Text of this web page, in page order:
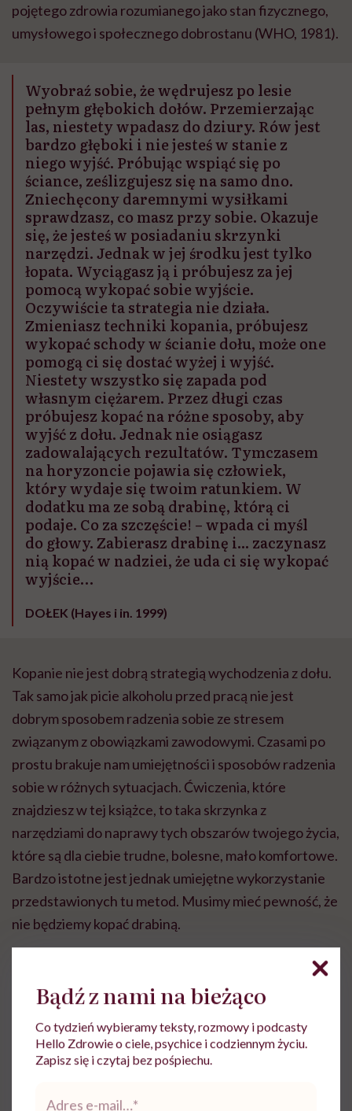
pojętego zdrowia rozumianego jako stan fizycznego,
umysłowego i społecznego dobrostanu (WHO, 1981).
Wyobraź sobie, że wędrujesz po lesie
pełnym głębokich dołów. Przemierzając
las, niestety wpadasz do dziury. Rów jest
bardzo głęboki i nie jesteś w stanie z
niego wyjść. Próbując wspiąć się po
ściance, ześlizgujesz się na samo dno.
Zniechęcony daremnymi wysiłkami
sprawdzasz, co masz przy sobie. Okazuje
się, że jesteś w posiadaniu skrzynki
narzędzi. Jednak w jej środku jest tylko
łopata. Wyciągasz ją i próbujesz za jej
pomocą wykopać sobie wyjście.
Oczywiście ta strategia nie działa.
Zmieniasz techniki kopania, próbujesz
wykopać schody w ścianie dołu, może one
pomogą ci się dostać wyżej i wyjść.
Niestety wszystko się zapada pod
własnym ciężarem. Przez długi czas
próbujesz kopać na różne sposoby, aby
wyjść z dołu. Jednak nie osiągasz
zadowalających rezultatów. Tymczasem
na horyzoncie pojawia się człowiek,
który wydaje się twoim ratunkiem. W
dodatku ma ze sobą drabinę, którą ci
podaje. Co za szczęście! – wpada ci myśl
do głowy. Zabierasz drabinę i... zaczynasz
nią kopać w nadziei, że uda ci się wykopać
wyjście…
DOŁEK (Hayes i in. 1999)
Kopanie nie jest dobrą strategią wychodzenia z dołu.
Tak samo jak picie alkoholu przed pracą nie jest
dobrym sposobem radzenia sobie ze stresem
związanym z obowiązkami zawodowymi. Czasami po
prostu brakuje nam umiejętności i sposobów radzenia
sobie w różnych sytuacjach. Ćwiczenia, które
znajdziesz w tej książce, to taka skrzynka z
narzędziami do naprawy tych obszarów twojego życia,
które są dla ciebie trudne, bolesne, mało komfortowe.
Bardzo istotne jest jednak umiejętne wykorzystanie
przedstawionych tu metod. Musimy mieć pewność, że
nie będziemy kopać drabiną.
Umysł jest niczym maszynka do wytwarzania różnych
treści. Tymi treściami są wspomnienia przeszłości,
myślenie o przyszłości, fantazjowanie, różne obrazy,
planowanie i jeszcze wiele innych rzeczy. Nad
Bądź z nami na bieżąco
Co tydzień wybieramy teksty, rozmowy i podcasty
Hello Zdrowie o ciele, psychice i codziennym życiu.
Zapisz się i czytaj bez pośpiechu.